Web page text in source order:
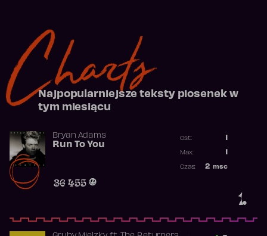
Charts
Najpopularniejsze teksty piosenek w
tym miesiącu
1.
Bryan Adams
Run To You
36 455
Ost.:
Max:
2 msc
Czas: